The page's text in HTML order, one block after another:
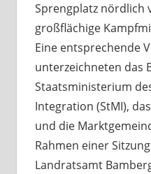
Sprengplatz nördlich
großflächige
Eine entsprechende
unterzeichneten das
Staatsministerium
Integration (StMI),
und die
Rahmen einer
Landratsamt